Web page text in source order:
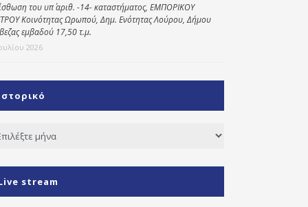
του υπ΄ αριθ. -14- καταστήματος, ΕΜΠΟΡΙΚΟΥ
Κοινότητας Ωρωπού, Δημ. Ενότητας Λούρου, Δήμου
εμβαδού 17,50 τ.μ.
2026
stream